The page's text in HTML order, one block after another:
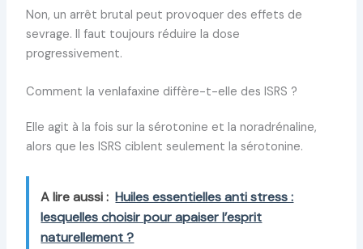
Non, un arrêt brutal peut provoquer des effets de
sevrage. Il faut toujours réduire la dose
progressivement.
Comment la venlafaxine diffère-t-elle des ISRS ?
Elle agit à la fois sur la sérotonine et la noradrénaline,
alors que les ISRS ciblent seulement la sérotonine.
A lire aussi : Huiles essentielles anti stress :
lesquelles choisir pour apaiser l’esprit
naturellement ?